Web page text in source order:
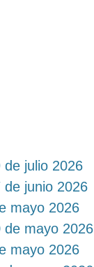
de julio 2026
de junio 2026
mayo 2026
de mayo 2026
mayo 2026